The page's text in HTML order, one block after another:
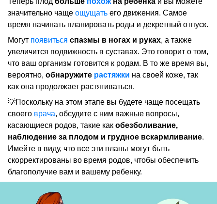
значительно чаще ощущать его движения. Самое
время начинать планировать роды и декретный отпуск.
Могут появиться спазмы в ногах и руках, а также
увеличится подвижность в суставах. Это говорит о том,
что ваш организм готовится к родам. В то же время вы,
вероятно, обнаружите растяжки на своей коже, так
как она продолжает растягиваться.
💡Поскольку на этом этапе вы будете чаще посещать
своего врача, обсудите с ним важные вопросы,
касающиеся родов, такие как обезболивание,
наблюдение за плодом и грудное вскармливание.
Имейте в виду, что все эти планы могут быть
скорректированы во время родов, чтобы обеспечить
благополучие вам и вашему ребенку.